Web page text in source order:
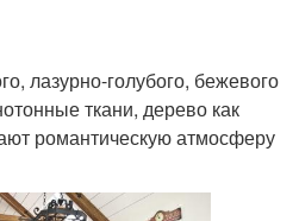
лазурно-голубого, бежевого
ткани, дерево как
романтическую атмосферу